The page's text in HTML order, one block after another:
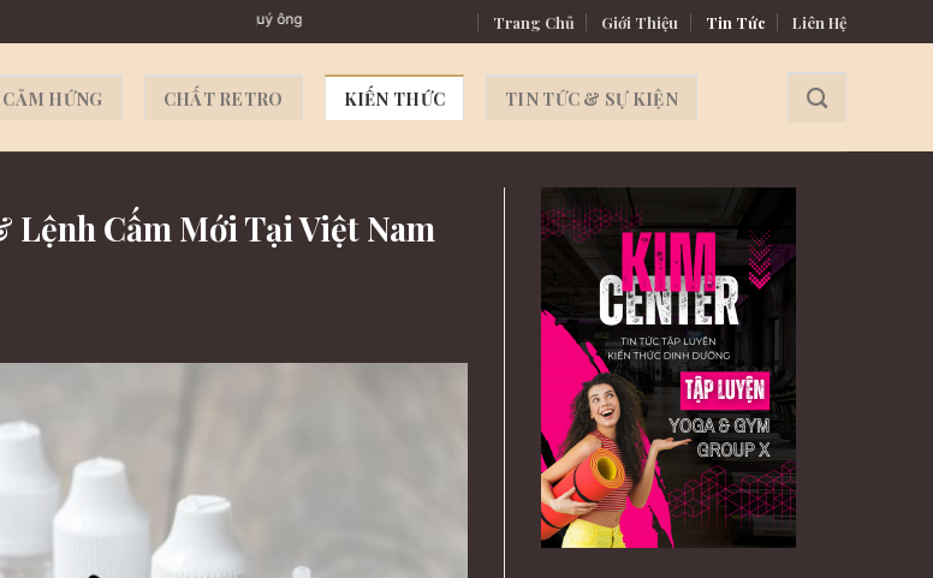
Xì gà & Rượu – Bản lĩnh quý ôngTrang Chủ Giới Thiệu Tin Tức Liên Hệ
HỨNG CHẤT RETRO KIẾN THỨC TIN TỨC & SỰ KIỆN
Cấm Mới Tại Việt Nam